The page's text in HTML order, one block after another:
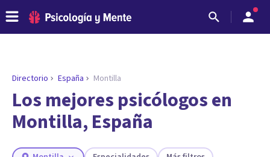
ENCONTRAR MI TERAPEUTA
¿Necesitas ayuda para encontrar el
psicólogo adecuado?
Responde a unas breves preguntas y te ofreceremos
Directorio España Montilla
Los mejores psicólogos en
Montilla, España